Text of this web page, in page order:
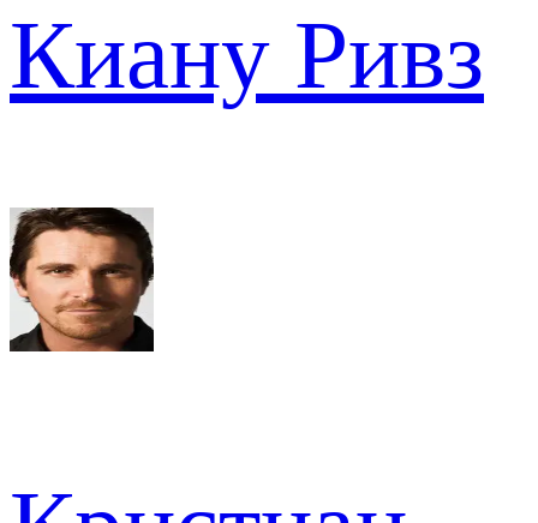
Киану Ривз